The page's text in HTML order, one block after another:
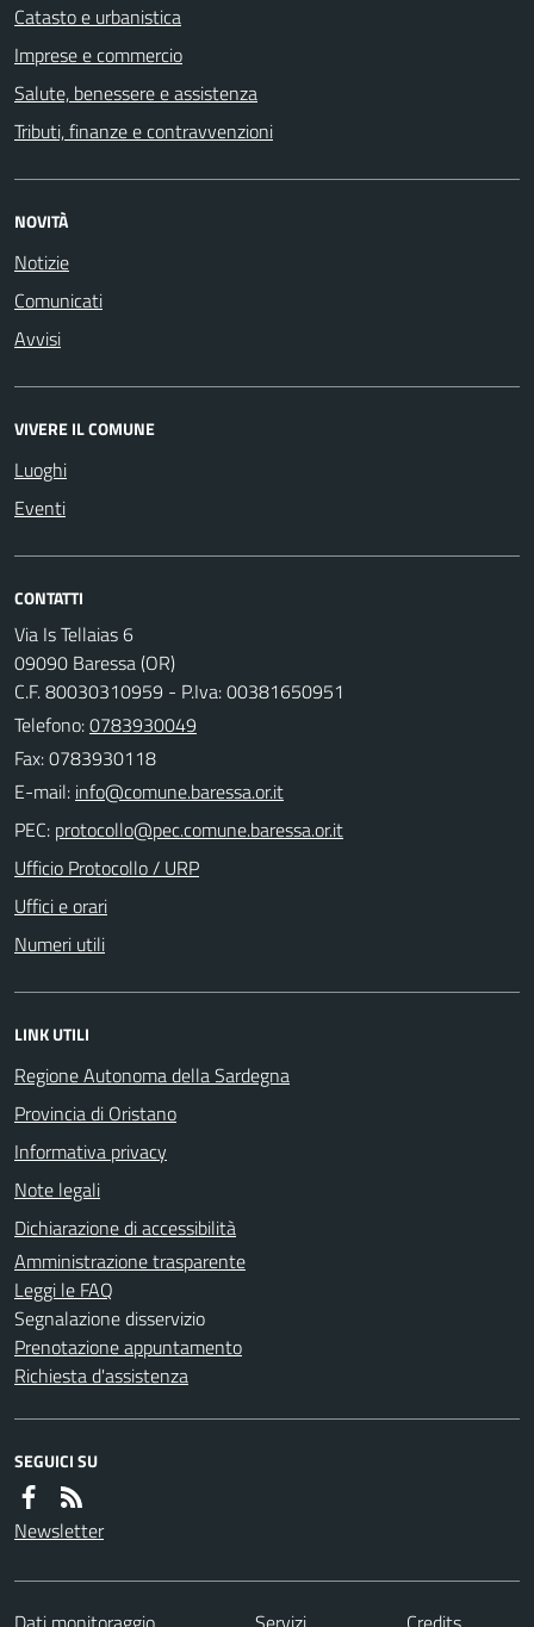
Catasto e urbanistica
Imprese e commercio
Salute, benessere e assistenza
Tributi, finanze e contravvenzioni
NOVITÀ
Notizie
Comunicati
Avvisi
VIVERE IL COMUNE
Luoghi
Eventi
CONTATTI
Via Is Tellaias 6
09090 Baressa (OR)
C.F. 80030310959 - P.Iva: 00381650951
Telefono:0783930049
Fax: 0783930118
E-mail:
PEC:
Ufficio Protocollo / URP
Uffici e orari
Numeri utili
LINK UTILI
Regione Autonoma della Sardegna
Provincia di Oristano
Informativa privacy
Note legali
Dichiarazione di accessibilità
Amministrazione trasparente
Leggi le FAQ
Segnalazione disservizio
Prenotazione appuntamento
Richiesta d'assistenza
SEGUICI SU
Newsletter